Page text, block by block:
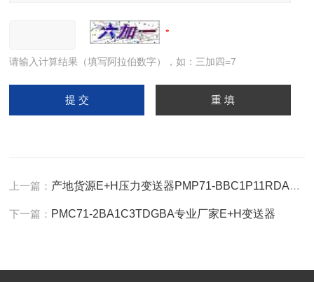
请输入计算结果（填写阿拉伯数字），如：三加四=7
上一篇： 产地货源E+H压力变送器PMP71-BBC1P11RDAAA
下一篇： PMC71-2BA1C3TDGBA专业厂家E+H变送器